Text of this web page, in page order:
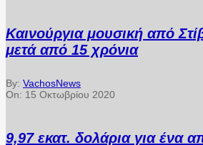
Καινούργια μουσική από
μετά από 15 χρόνια
By: VachosNews
On: 15 Οκτωβρίου 2020
9,97 εκατ. δολάρια για ένα